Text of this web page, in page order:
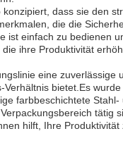
dass sie den
die die
ist einfach zu bedienen
ihre Produktivität
eine zuverlässige
bietet.Es
farbbeschichtete
tätig
hilft, Ihre